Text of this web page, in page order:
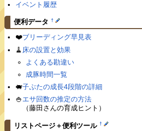
イベント履歴
便利データ †
❤️ブリーディング早見表
🧹 床の設置と効果
よくある勘違い
成豚時間一覧
🐖子ぶたの成長4段階の詳細
🍚エサ回数の推定の方法
（藤田さんの育成ヒント）
リストページ＋便利ツール †